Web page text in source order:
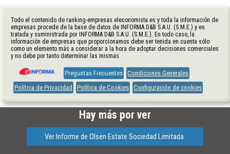
Todo el contenido de ranking-empresas.eleconomista.es y toda la información de
empresas procede de la base de datos de INFORMA D&B S.A.U. (S.M.E.) y es
tratada y suministrada por INFORMA D&B S.A.U. (S.M.E.). En todo caso, la
información de empresas que proporcionamos debe ser tenida en cuenta sólo
como un elemento más a considerar a la hora de adoptar decisiones comerciales
y no debe por tanto determinar las mismas.
Preguntas Frecuentes Condiciones Generales
Política de Privacidad
Política de Cookies Configuración de cookies
Hay más por ver
Ver Informe de Olsen Estate Sociedad Limitada.